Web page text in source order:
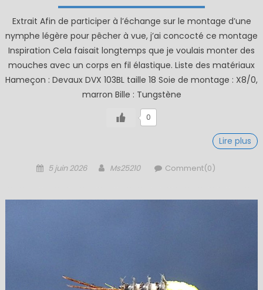
Extrait Afin de participer à l’échange sur le montage d’une
nymphe légère pour pêcher à vue, j’ai concocté ce montage
Inspiration Cela faisait longtemps que je voulais monter des
mouches avec un corps en fil élastique. Liste des matériaux
Hameçon : Devaux DVX 103BL taille 18 Soie de montage : X8/0,
marron Bille : Tungstène
0
Lire plus
Posted
5 juin 2026 Author
Ms25210 Comment(0)